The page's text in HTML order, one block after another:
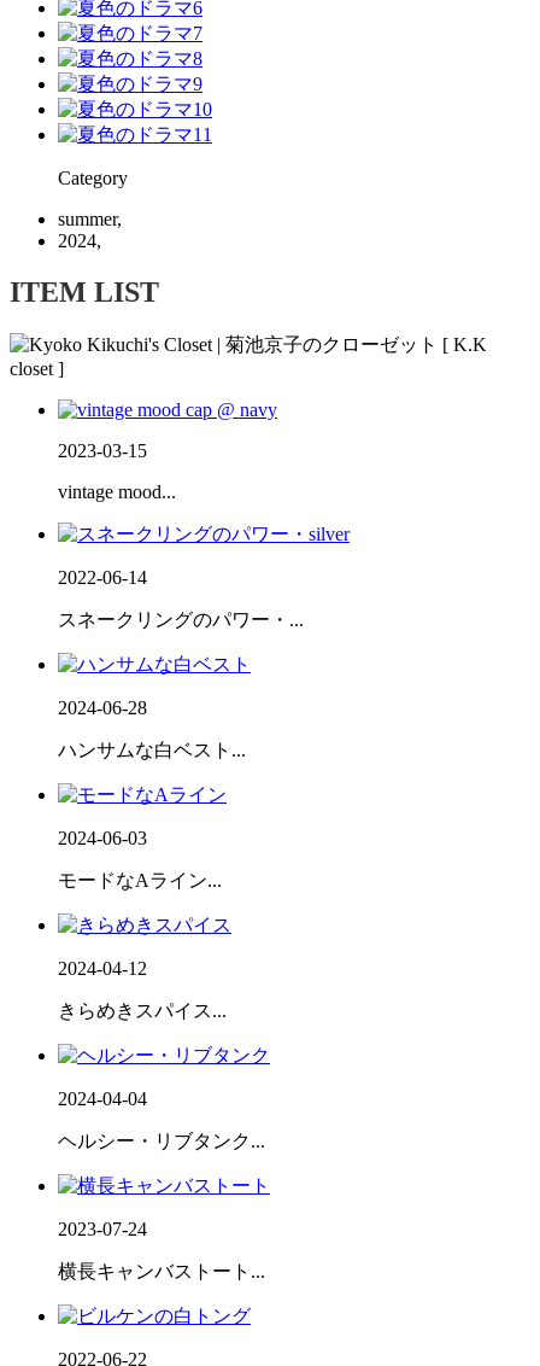
Category
summer,
2024,
ITEM LIST
2023-03-15
vintage mood...
2022-06-14
スネークリングのパワー・...
2024-06-28
ハンサムな白ベスト...
2024-06-03
モードなAライン...
2024-04-12
きらめきスパイス...
2024-04-04
ヘルシー・リブタンク...
2023-07-24
横長キャンバストート...
2022-06-22